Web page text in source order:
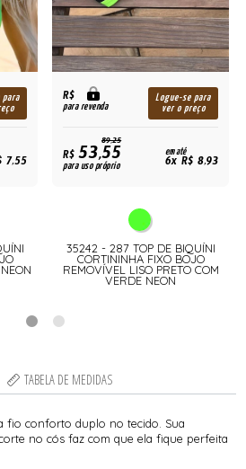
para
7,55
R$
para revenda
Logue-se para
ver o preço
89,25
R$53,55
para uso próprio
em até
6x R$ 8,93
35242 - 287 TOP DE BIQUÍNI
CORTININHA FIXO BOJO
REMOVÍVEL LISO PRETO COM
VERDE NEON
TABELA DE MEDIDAS
fio conforto duplo no tecido. Sua
no cós faz com que ela fique perfeita